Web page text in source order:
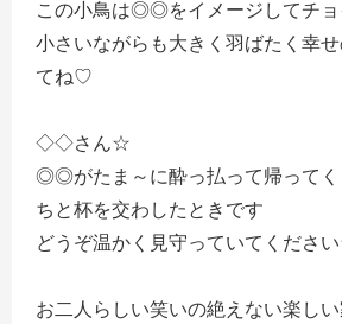
この小鳥は◎◎をイメージしてチ
小さいながらも大きく羽ばたく幸
てね♡
◇◇さん☆
◎◎がたま～に酔っ払って帰ってく
ちと杯を交わしたときです
どうぞ温かく見守っていてくださ
お二人らしい笑いの絶えない楽し